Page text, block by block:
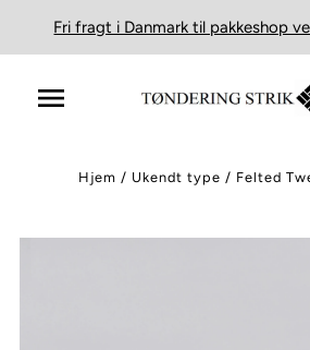
Fri fragt i Danmark til pakkeshop
Hjem / Ukendt type / Felted